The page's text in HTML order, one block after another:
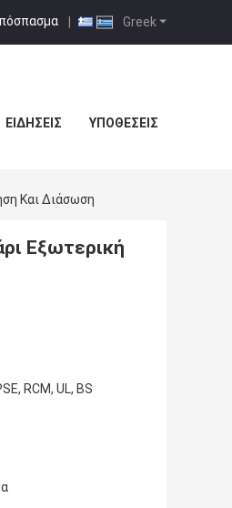
Greek
|
ΕΙΔΉΣΕΙΣ ΥΠΟΘΈΣΕΙΣ
Και Διάσωση
Εξωτερική
RCM, UL, BS